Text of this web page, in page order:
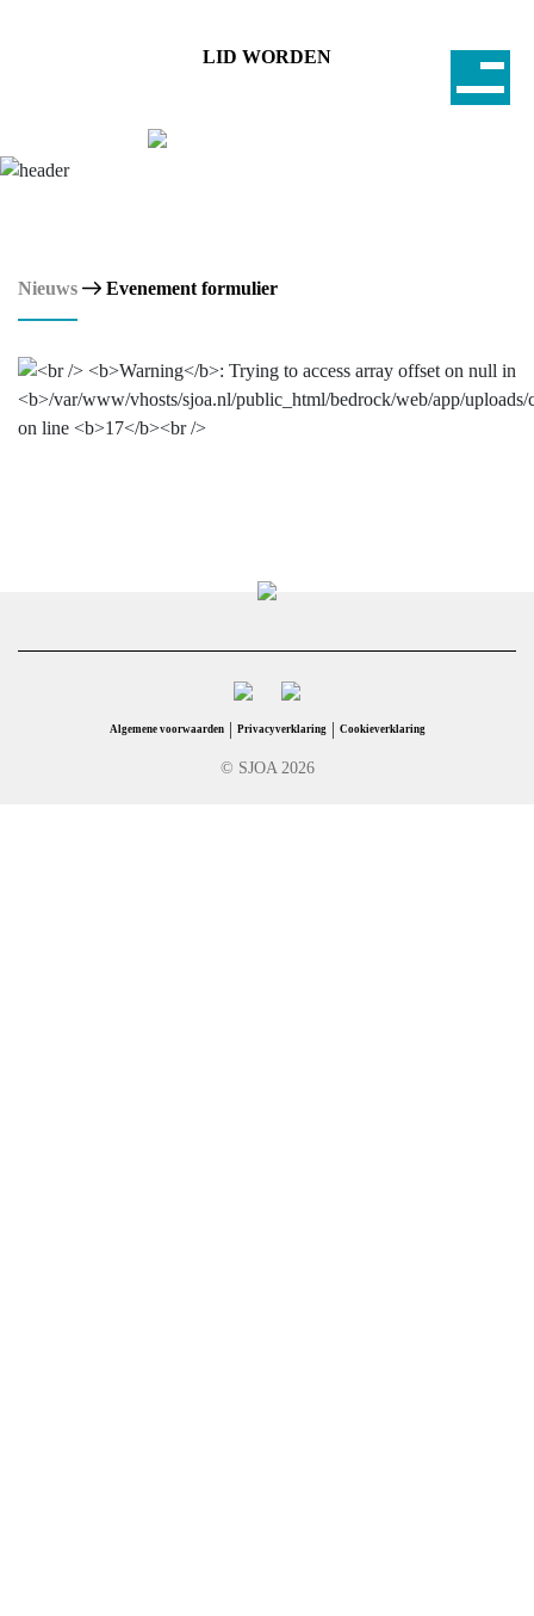
LID WORDEN
Nieuws Evenement formulier
© SJOA 2026
Algemene voorwaarden | Privacyverklaring | Cookieverklaring